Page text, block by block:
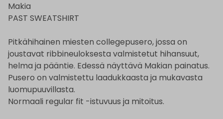
Makia
PAST SWEATSHIRT
Pitkähihainen miesten collegepusero, jossa on
joustavat ribbineuloksesta valmistetut hihansuut,
helma ja pääntie. Edessä näyttävä Makian painatus.
Pusero on valmistettu laadukkaasta ja mukavasta
luomupuuvillasta.
Normaali regular fit -istuvuus ja mitoitus.